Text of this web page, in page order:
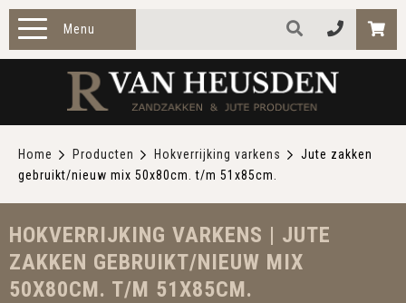
Menu
ZAKELIJK
TOEPASSINGEN
OVER ONS
Home Producten Hokverrijking varkens
Jute zakken
gebruikt/nieuw mix 50x80cm. t/m 51x85cm.
HOKVERRIJKING VARKENS | JUTE
ZAKKEN GEBRUIKT/NIEUW MIX
50X80CM. T/M 51X85CM.